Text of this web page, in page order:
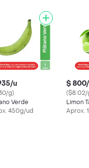
u
g)
Verde
450g/ud
$
($8.02/
Limon
Aprox.